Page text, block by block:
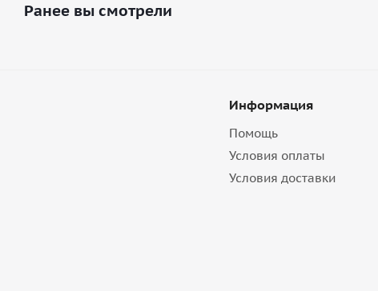
Ранее вы смотрели
Информация
Помощь
Условия оплаты
Условия доставки